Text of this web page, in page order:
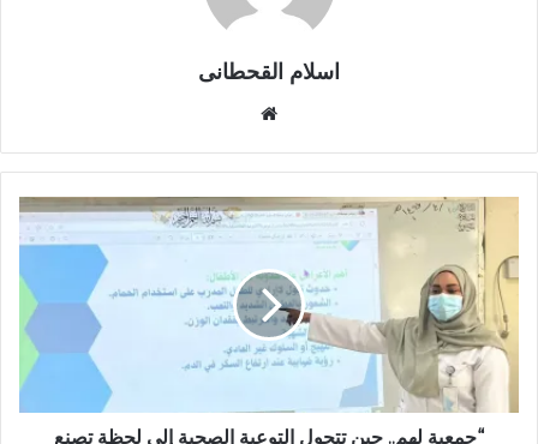
اسلام القحطانى
ق
ع
و
ي
ب
“جمعية لهم.. حين تتحول التوعية الصحية إلى لحظة تصنع